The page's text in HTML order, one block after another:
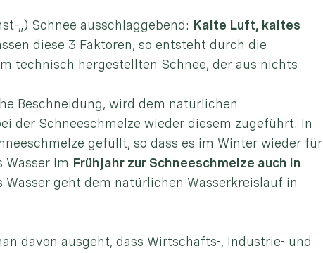
„) Schnee ausschlaggebend: Kalte Luft, kaltes
diese 3 Faktoren, so entsteht durch die
technisch hergestellten Schnee, der aus nichts
Beschneidung, wird dem natürlichen
der Schneeschmelze wieder diesem zugeführt. In
gefüllt, so dass es im Winter wieder für
Wasser im Frühjahr zur Schneeschmelze auch in
geht dem natürlichen Wasserkreislauf in
davon ausgeht, dass Wirtschafts-, Industrie- und